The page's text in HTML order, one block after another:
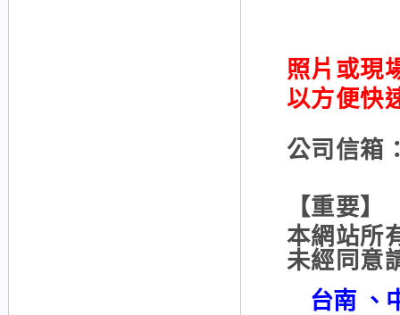
照片或現
以方便快
公司信箱
【重要】
本網站所
未經同意
台南 、